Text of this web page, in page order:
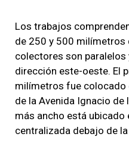
Los trabajos
de 250 y 500 milímetros
colectores son
dirección este-oeste. El
milímetros fue colocado
de la Avenida Ignacio de
más ancho está ubicado
centralizada debajo de